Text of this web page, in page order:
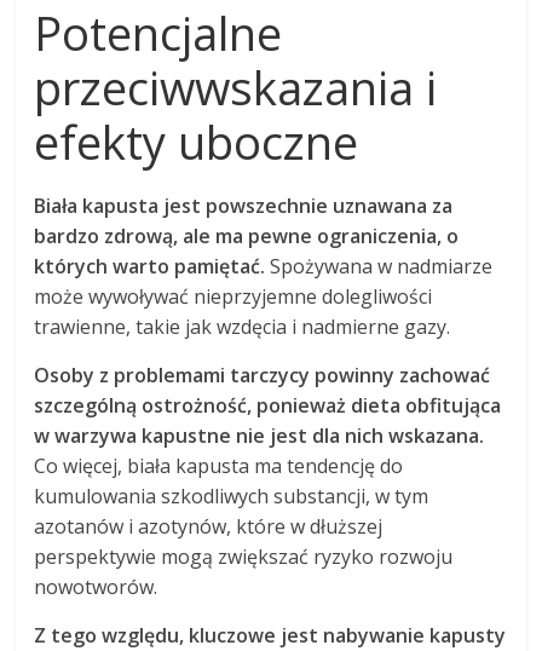
Potencjalne
przeciwwskazania i
efekty uboczne
Biała kapusta jest powszechnie uznawana za
bardzo zdrową, ale ma pewne ograniczenia, o
których warto pamiętać. Spożywana w nadmiarze
może wywoływać nieprzyjemne dolegliwości
trawienne, takie jak wzdęcia i nadmierne gazy.
Osoby z problemami tarczycy powinny zachować
szczególną ostrożność, ponieważ dieta obfitująca
w warzywa kapustne nie jest dla nich wskazana.
Co więcej, biała kapusta ma tendencję do
kumulowania szkodliwych substancji, w tym
azotanów i azotynów, które w dłuższej
perspektywie mogą zwiększać ryzyko rozwoju
nowotworów.
Z tego względu, kluczowe jest nabywanie kapusty